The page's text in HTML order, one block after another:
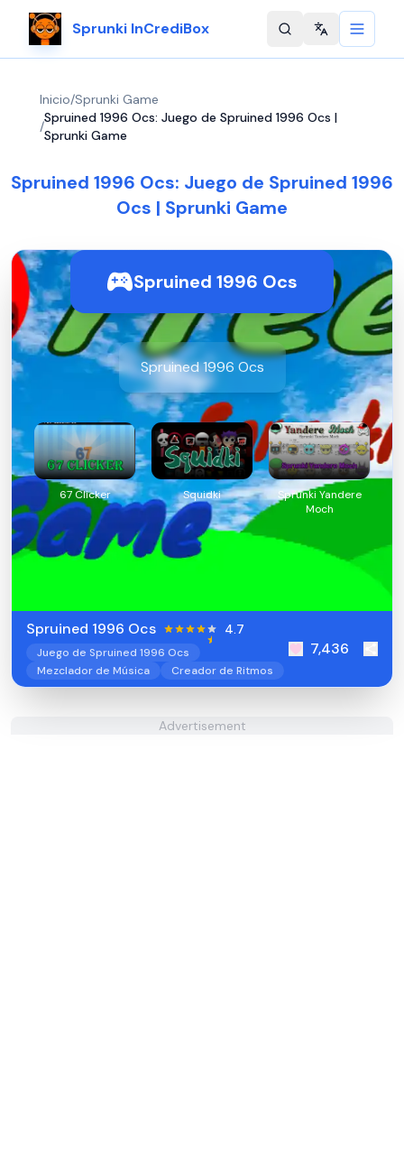
Sprunki InCrediBox Change
Inicio/Sprunki Game
/
Spruined 1996 Ocs: Juego de Spruined 1996 Ocs |
Sprunki Game
Spruined 1996 Ocs: Juego de Spruined 1996
Ocs | Sprunki Game
Spruined 1996 Ocs
Spruined 1996 Ocs
67 Clicker Squidki
Sprunki Yandere
Moch
Spruined 1996 Ocs​ 4.7
Juego de Spruined 1996 Ocs
Mezclador de Música
Creador de Ritmos
7,436
Advertisement